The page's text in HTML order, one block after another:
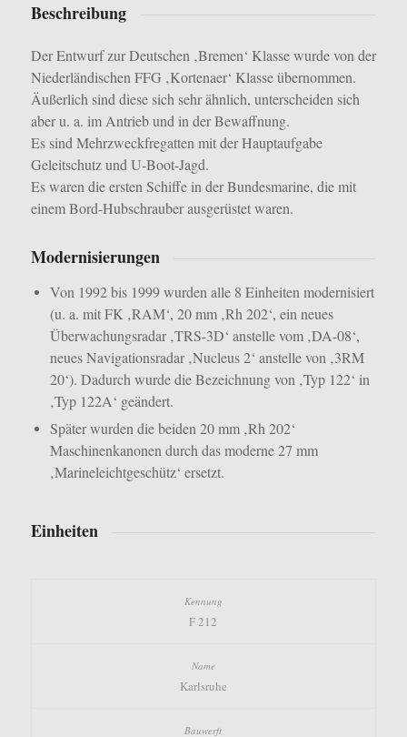
Beschreibung
Der Entwurf zur Deutschen ‚Bremen‘ Klasse wurde von der
Niederländischen FFG ‚Kortenaer‘ Klasse übernommen.
Äußerlich sind diese sich sehr ähnlich, unterscheiden sich
aber u. a. im Antrieb und in der Bewaffnung.
Es sind Mehrzweckfregatten mit der Hauptaufgabe
Geleitschutz und U-Boot-Jagd.
Es waren die ersten Schiffe in der Bundesmarine, die mit
einem Bord-Hubschrauber ausgerüstet waren.
Modernisierungen
Von 1992 bis 1999 wurden alle 8 Einheiten modernisiert
(u. a. mit FK ‚RAM‘, 20 mm ‚Rh 202‘, ein neues
Überwachungsradar ‚TRS-3D‘ anstelle vom ‚DA-08‘,
neues Navigationsradar ‚Nucleus 2‘ anstelle von ‚3RM
20‘). Dadurch wurde die Bezeichnung von ‚Typ 122‘ in
‚Typ 122A‘ geändert.
Später wurden die beiden 20 mm ‚Rh 202‘
Maschinenkanonen durch das moderne 27 mm
‚Marineleichtgeschütz‘ ersetzt.
Einheiten
F 212
Karlsruhe